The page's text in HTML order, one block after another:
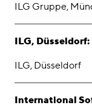
ILG Gruppe,
ILG,
ILG, Düsseldorf
International